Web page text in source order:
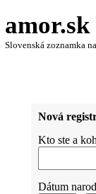
amor.sk
Slovenská zoznamka
Nová
Kto ste a
Dátum